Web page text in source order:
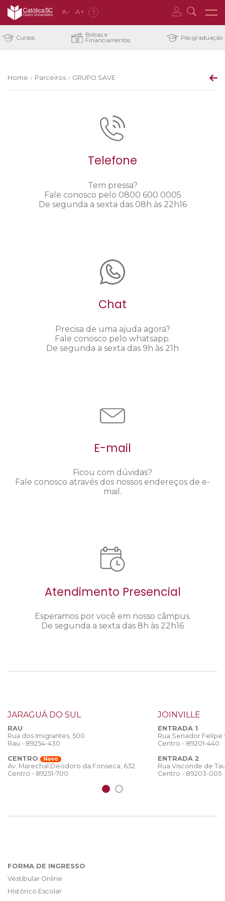
A- A+ ?
Cursos Bolsas e
Financiamentos Pós-graduação
Home / Parceiros / GRUPO SAVE
Telefone
Tem pressa?
Fale conosco pelo 0800 600 0005
De segunda a sexta das 08h às 22h16
Chat
Precisa de uma ajuda agora?
Fale conosco pelo whatsapp.
De segunda a sexta das 9h às 21h
E-mail
Ficou com dúvidas?
Fale conosco através dos nossos endereços de e-
mail.
Atendimento Presencial
Esperamos por você em nosso câmpus.
De segunda a sexta das 8h às 22h16
JARAGUÁ DO SUL
RAU
Rua dos Imigrantes, 500
Rau - 89254-430
CENTRO
Novo
Av. Marechal Deodoro da Fonseca, 632
Centro - 89251-700
JOINVILLE
ENTRADA 1
Rua Senador
Centro - 89201-440
ENTRADA 2
Rua Visconde de
Centro - 89203-005
FORMA DE INGRESSO
Vestibular Online
Histórico Escolar